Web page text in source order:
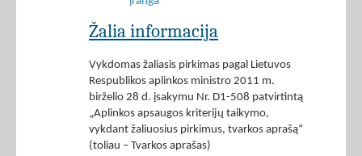
Žalia informacija
Vykdomas žaliasis pirkimas pagal Lietuvos
Respublikos aplinkos ministro 2011 m.
birželio 28 d. įsakymu Nr. D1-508 patvirtintą
„Aplinkos apsaugos kriterijų taikymo,
vykdant žaliuosius pirkimus, tvarkos aprašą“
(toliau – Tvarkos aprašas)